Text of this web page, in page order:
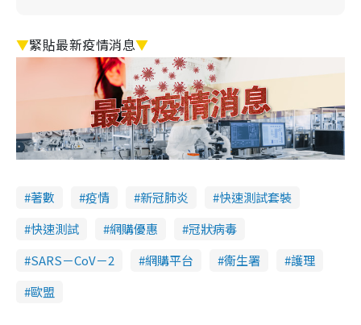
▼緊貼最新疫情消息▼
著數 疫情 新冠肺炎
快速測試套裝
快速測試
網購優惠
冠狀病毒
SARS－CoV－2
網購平台 衞生署
護理
歐盟